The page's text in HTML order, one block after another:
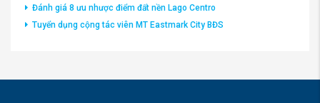
Đánh giá 8 ưu nhược điểm đất nền Lago Centro
Tuyển dụng cộng tác viên MT Eastmark City BĐS